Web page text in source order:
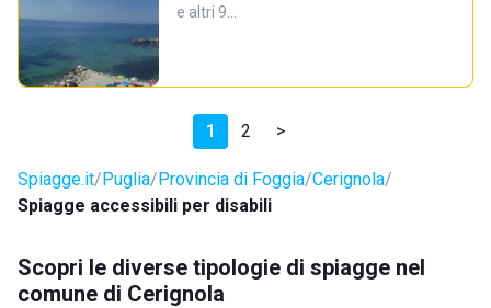
e altri 9…
1 2 >
Spiagge.it Puglia Provincia di Foggia Cerignola
Spiagge accessibili per disabili
Scopri le diverse tipologie di spiagge nel
comune di Cerignola